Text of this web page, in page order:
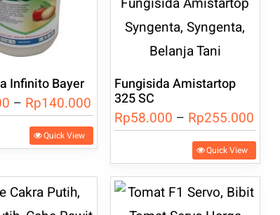
Infinito Bayer
– Rp140.000 Rentang
harga:
Rp65.000
hingga
Rp140.000
Quick View
Fungisida Amistartop
325 SC
Rp58.000 – Rp255.000
ini
memiliki
Quick View